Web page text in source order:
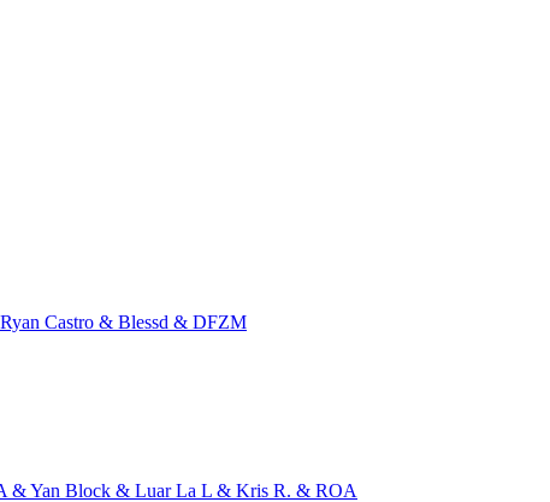
Castro & Blessd & DFZM
& Yan Block & Luar La L & Kris R. & ROA